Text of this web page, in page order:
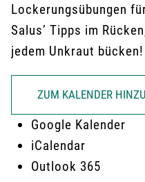
Lockerungsübungen
Salus’ Tipps im
jedem Unkraut bücken!
ZUM KALENDER
Google Kalender
iCalendar
Outlook 365